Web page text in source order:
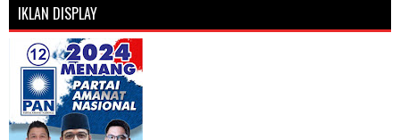
IKLAN DISPLAY